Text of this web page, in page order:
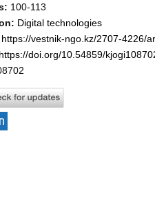
100-113
Digital technologies
https://vestnik-ngo.kz/2707-4226/
https://doi.org/10.54859/